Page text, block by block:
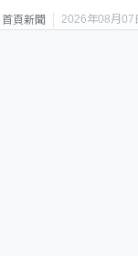
首頁新聞 2026年08月07